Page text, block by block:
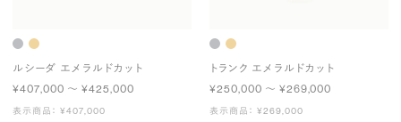
ルシーダ エメラルドカット
¥407,000 〜 ¥425,000
表示商品： ¥407,000
トランク エメラルドカット
¥250,000 〜 ¥269,000
表示商品： ¥269,000